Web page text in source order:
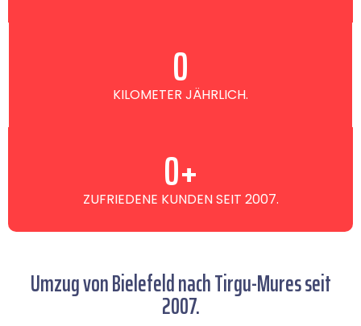
KILOMETER JÄHRLICH.
0
ZUFRIEDENE KUNDEN SEIT 2007.
0+
Umzug von Bielefeld nach Tirgu-Mures seit
2007.